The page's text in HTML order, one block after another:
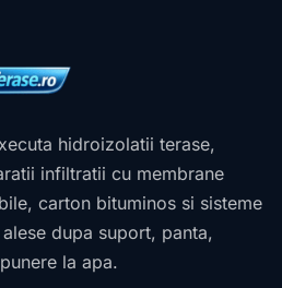
hidroizolatii terase,
infiltratii cu membrane
carton bituminos si sisteme
dupa suport, panta,
la apa.